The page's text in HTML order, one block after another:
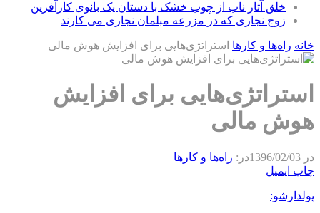
خلق آثار ناب از چوب خشک با دستان یک بانوی کارآفرین
زوج نجاری که در مزرعه مبلمان نجاری می کارند
خانه راه‌ها و كارها استراتژی‌هایی برای افزایش هوش مالی
استراتژی‌هایی برای افزایش
هوش مالی
در 1396/02/03در: راه‌ها و كارها
چاپ ایمیل
پولدارشو: